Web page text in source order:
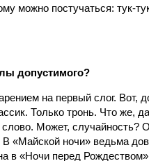
можно постучаться: тук-
допустимого?
на первый слог. Вот,
Только тронь. Что же,
Может, случайность?
«Майской ночи» ведьма
в «Ночи перед